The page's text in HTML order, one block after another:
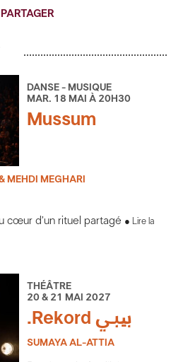
PARTAGER
GOOGLE
DANSE - MUSIQUE
MAR. 18 MAI À 20H30
Mussum
MEHDI MEGHARI
cœur d’un rituel partagé
Lire la
THÉÂTRE
20 & 21 MAI 2027
.Rekord بیبي
SUMAYA AL-ATTIA